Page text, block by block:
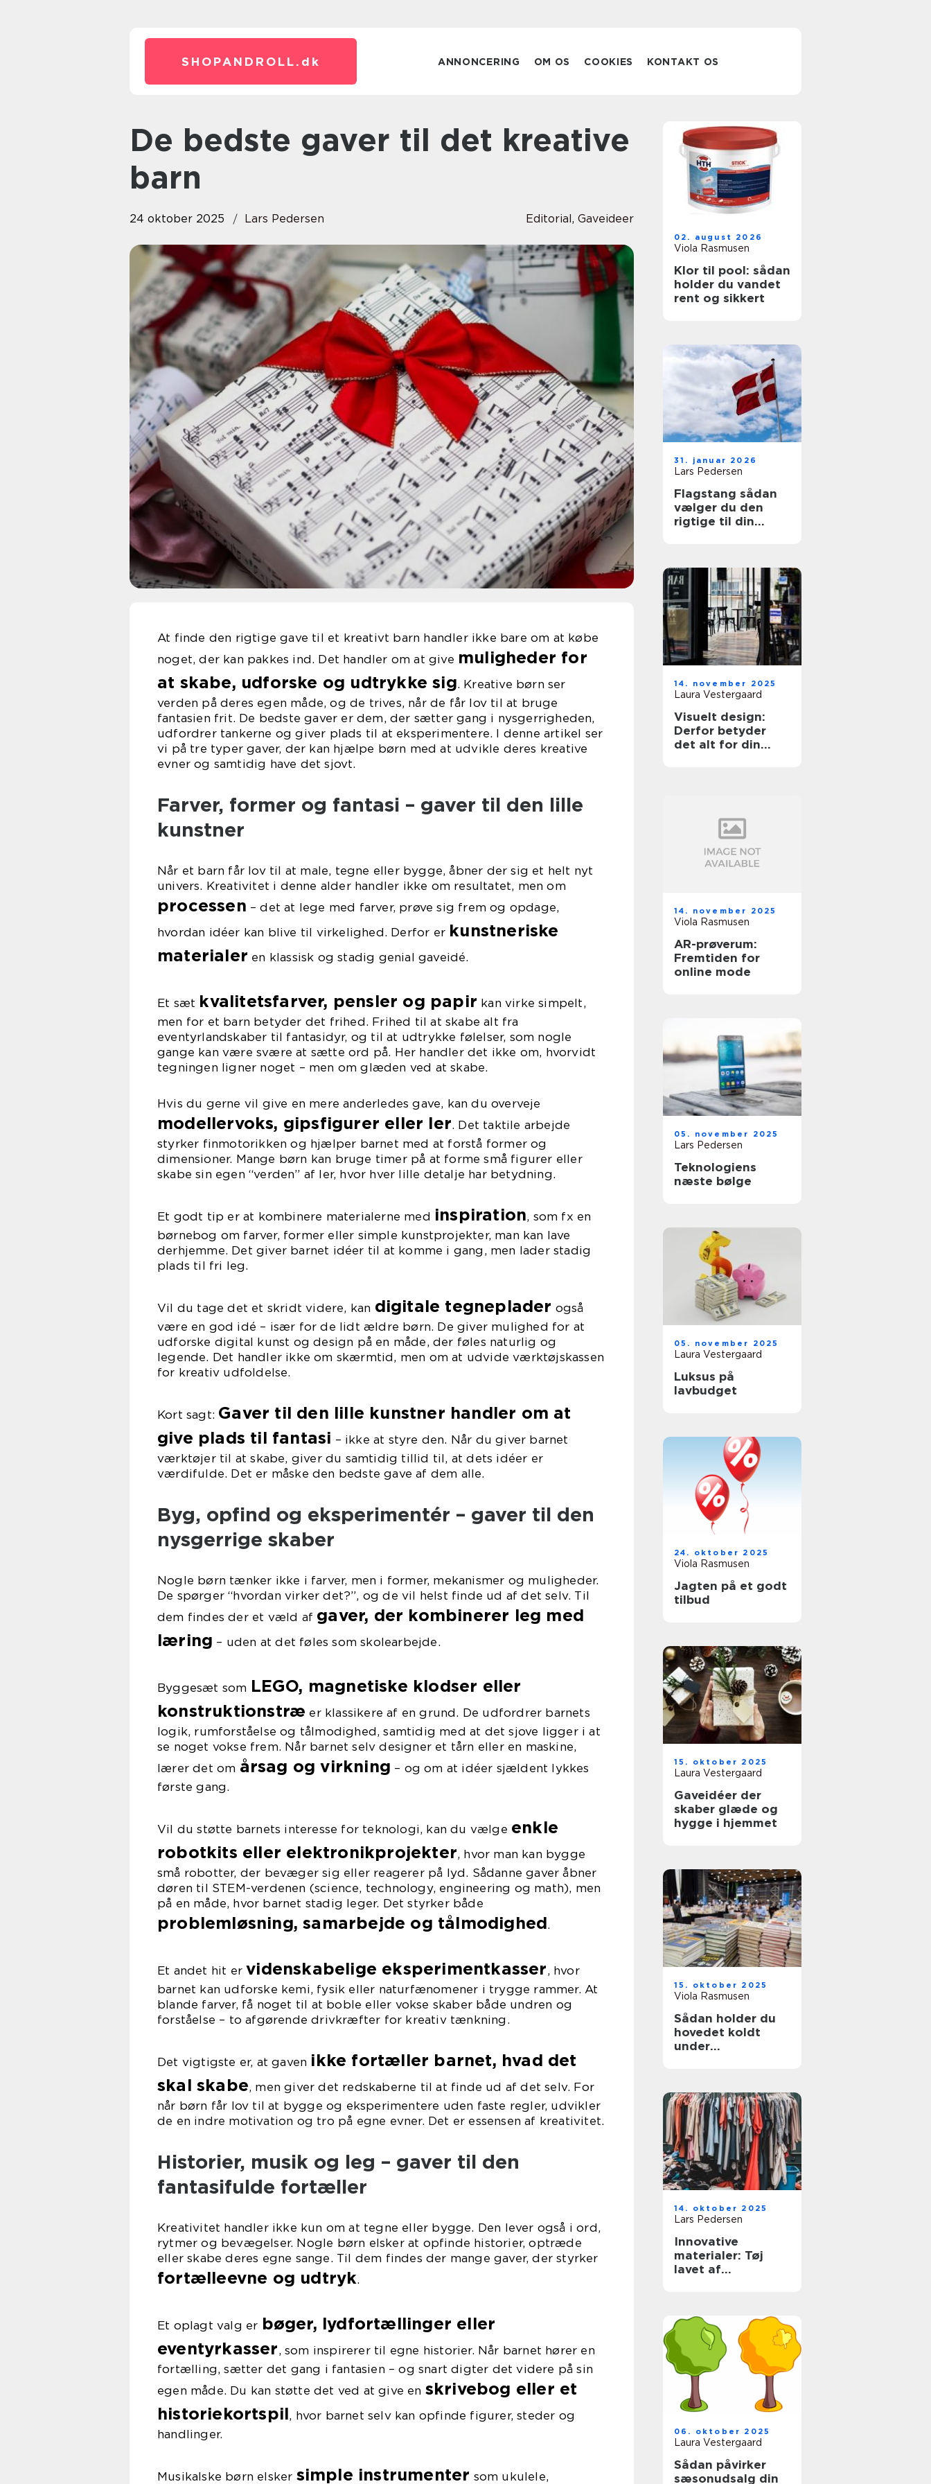
SHOPANDROLL. dk ANNONCERING OM OS COOKIES KONTAKT OS
De bedste gaver til det kreative
barn
24 oktober 2025 Lars Pedersen Editorial, Gaveideer
At finde den rigtige gave til et kreativt barn handler ikke bare om at købe
noget, der kan pakkes ind. Det handler om at give muligheder for
at skabe, udforske og udtrykke sig. Kreative børn ser
verden på deres egen måde, og de trives, når de får lov til at bruge
fantasien frit. De bedste gaver er dem, der sætter gang i nysgerrigheden,
udfordrer tankerne og giver plads til at eksperimentere. I denne artikel ser
vi på tre typer gaver, der kan hjælpe børn med at udvikle deres kreative
evner og samtidig have det sjovt.
Farver, former og fantasi – gaver til den lille
kunstner
Når et barn får lov til at male, tegne eller bygge, åbner der sig et helt nyt
univers. Kreativitet i denne alder handler ikke om resultatet, men om
processen – det at lege med farver, prøve sig frem og opdage,
hvordan idéer kan blive til virkelighed. Derfor er kunstneriske
materialer en klassisk og stadig genial gaveidé.
Et sæt kvalitetsfarver, pensler og papir kan virke simpelt,
men for et barn betyder det frihed. Frihed til at skabe alt fra
eventyrlandskaber til fantasidyr, og til at udtrykke følelser, som nogle
gange kan være svære at sætte ord på. Her handler det ikke om, hvorvidt
tegningen ligner noget – men om glæden ved at skabe.
Hvis du gerne vil give en mere anderledes gave, kan du overveje
modellervoks, gipsfigurer eller ler. Det taktile arbejde
styrker finmotorikken og hjælper barnet med at forstå former og
dimensioner. Mange børn kan bruge timer på at forme små figurer eller
skabe sin egen “verden” af ler, hvor hver lille detalje har betydning.
Et godt tip er at kombinere materialerne med inspiration, som fx en
børnebog om farver, former eller simple kunstprojekter, man kan lave
derhjemme. Det giver barnet idéer til at komme i gang, men lader stadig
plads til fri leg.
Vil du tage det et skridt videre, kan digitale tegneplader også
være en god idé – især for de lidt ældre børn. De giver mulighed for at
udforske digital kunst og design på en måde, der føles naturlig og
legende. Det handler ikke om skærmtid, men om at udvide værktøjskassen
for kreativ udfoldelse.
Kort sagt: Gaver til den lille kunstner handler om at
give plads til fantasi – ikke at styre den. Når du giver barnet
værktøjer til at skabe, giver du samtidig tillid til, at dets idéer er
værdifulde. Det er måske den bedste gave af dem alle.
Byg, opfind og eksperimentér – gaver til den
nysgerrige skaber
Nogle børn tænker ikke i farver, men i former, mekanismer og muligheder.
De spørger “hvordan virker det?”, og de vil helst finde ud af det selv. Til
dem findes der et væld af gaver, der kombinerer leg med
læring – uden at det føles som skolearbejde.
Byggesæt som LEGO, magnetiske klodser eller
konstruktionstræ er klassikere af en grund. De udfordrer barnets
logik, rumforståelse og tålmodighed, samtidig med at det sjove ligger i at
se noget vokse frem. Når barnet selv designer et tårn eller en maskine,
lærer det om årsag og virkning – og om at idéer sjældent lykkes
første gang.
Vil du støtte barnets interesse for teknologi, kan du vælge enkle
robotkits eller elektronikprojekter, hvor man kan bygge
små robotter, der bevæger sig eller reagerer på lyd. Sådanne gaver åbner
døren til STEM-verdenen (science, technology, engineering og math), men
på en måde, hvor barnet stadig leger. Det styrker både
problemløsning, samarbejde og tålmodighed.
Et andet hit ervidenskabelige eksperimentkasser, hvor
barnet kan udforske kemi, fysik eller naturfænomener i trygge rammer. At
blande farver, få noget til at boble eller vokse skaber både undren og
forståelse – to afgørende drivkræfter for kreativ tænkning.
Det vigtigste er, at gaven ikke fortæller barnet, hvad det
skal skabe, men giver det redskaberne til at finde ud af det selv. For
når børn får lov til at bygge og eksperimentere uden faste regler, udvikler
de en indre motivation og tro på egne evner. Det er essensen af kreativitet.
Historier, musik og leg – gaver til den
fantasifulde fortæller
Kreativitet handler ikke kun om at tegne eller bygge. Den lever også i ord,
rytmer og bevægelser. Nogle børn elsker at opfinde historier, optræde
eller skabe deres egne sange. Til dem findes der mange gaver, der styrker
fortælleevne og udtryk.
Et oplagt valg er bøger, lydfortællinger eller
eventyrkasser, som inspirerer til egne historier. Når barnet hører en
fortælling, sætter det gang i fantasien – og snart digter det videre på sin
egen måde. Du kan støtte det ved at give en skrivebog eller et
historiekortspil, hvor barnet selv kan opfinde figurer, steder og
handlinger.
Musikalske børn elsker simple instrumenter som ukulele,
02. august 2026
Viola Rasmusen
Klor til pool: sådan
holder du vandet
rent og sikkert
31. januar 2026
Lars Pedersen
Flagstang sådan
vælger du den
rigtige til din
14. november 2025
Laura Vestergaard
Visuelt design:
Derfor betyder
det alt for din
14. november 2025
Viola Rasmusen
AR-prøverum:
Fremtiden for
online mode
05. november 2025
Lars Pedersen
Teknologiens
næste bølge
05. november 2025
Laura Vestergaard
Luksus på
lavbudget
24. oktober 2025
Viola Rasmusen
Jagten på et godt
tilbud
15. oktober 2025
Laura Vestergaard
Gaveidéer der
skaber glæde og
hygge i hjemmet
15. oktober 2025
Viola Rasmusen
Sådan holder du
hovedet koldt
under
14. oktober 2025
Lars Pedersen
Innovative
materialer: Tøj
lavet af
06. oktober 2025
Laura Vestergaard
Sådan påvirker
sæsonudsalg din